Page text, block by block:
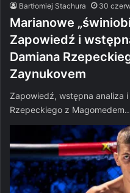
Bartłomiej Stachura 30
Marianowe
Zapowiedź i
Damiana
Zaynukovem
Zapowiedź, wstępna analiza
Rzepeckiego z Magomedem…